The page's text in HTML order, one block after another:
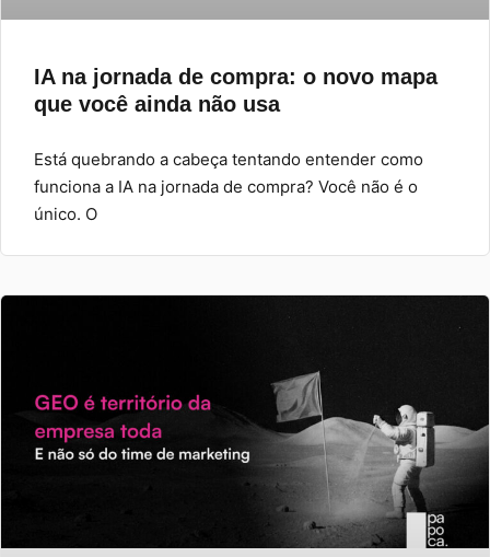
IA na jornada de compra: o novo mapa
que você ainda não usa
Está quebrando a cabeça tentando entender como
funciona a IA na jornada de compra? Você não é o
único. O